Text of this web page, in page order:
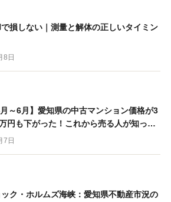
損しない｜測量と解体の正しいタイミン
8日
～6月】愛知県の中古マンション価格が3
円も下がった！これから売る人が知って
中部レインズ市況
7日
ク・ホルムズ海峡：愛知県不動産市況の